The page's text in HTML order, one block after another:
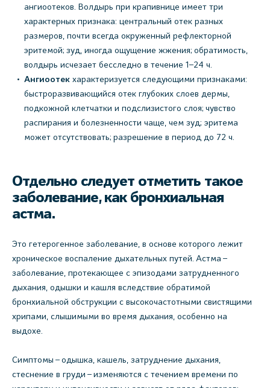
ангиоотеков. Волдырь при крапивнице имеет три
характерных признака: центральный отек разных
размеров, почти всегда окруженный рефлекторной
эритемой; зуд, иногда ощущение жжения; обратимость,
волдырь исчезает бесследно в течение 1–24 ч.
Ангиоотек характеризуется следующими признаками:
быстроразвивающийся отек глубоких слоев дермы,
подкожной клетчатки и подслизистого слоя; чувство
распирания и болезненности чаще, чем зуд; эритема
может отсутствовать; разрешение в период до 72 ч.
Отдельно следует отметить такое
заболевание, как бронхиальная
астма.
Это гетерогенное заболевание, в основе которого лежит
хроническое воспаление дыхательных путей. Астма –
заболевание, протекающее с эпизодами затрудненного
дыхания, одышки и кашля вследствие обратимой
бронхиальной обструкции с высокочастотными свистящими
хрипами, слышимыми во время дыхания, особенно на
выдохе.
Симптомы – одышка, кашель, затруднение дыхания,
стеснение в груди – изменяются с течением времени по